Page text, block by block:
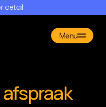
detail
Menu
afspraak